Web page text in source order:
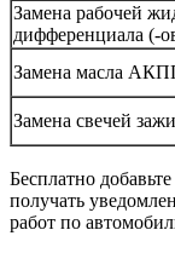
Замена рабочей
дифференциала (-
Замена масла
Замена свечей
Бесплатно
получать
работ по